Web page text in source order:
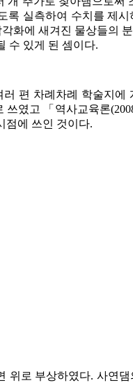
실측하여 수치를 제
화에 새겨진 물상들의
수 있게 된 셈이다.
편 차례차례 학술지에
였고 「역사교육론
점에 쓰인 것이다.
로 부상하였다. 사연